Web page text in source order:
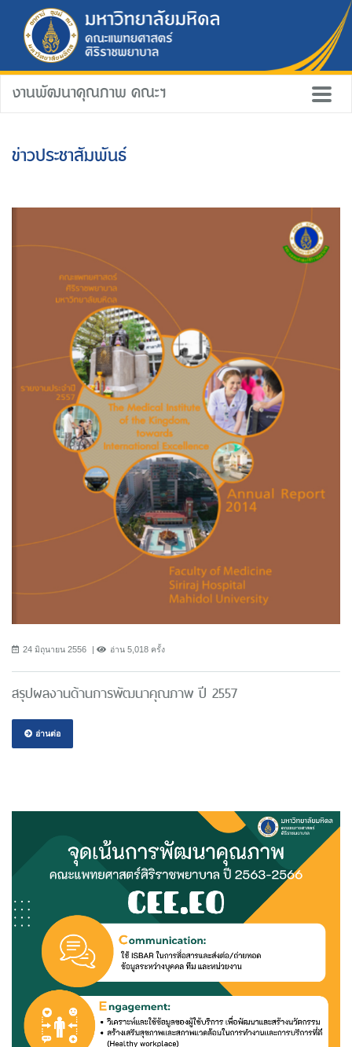
งานพัฒนาคุณภาพ คณะฯ
ข่าวประชาสัมพันธ์
24 มิถุนายน 2556 อ่าน 5,018 ครั้ง
สรุปผลงานด้านการพัฒนาคุณภาพ ปี 2557
อ่านต่อ